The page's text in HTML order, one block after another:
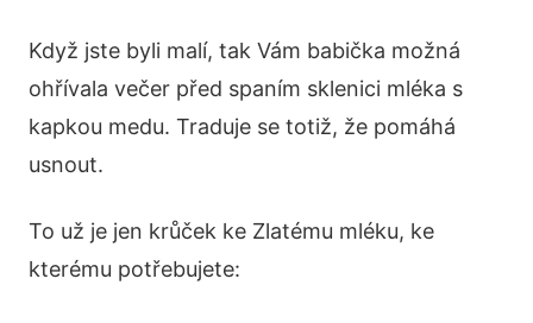
Když jste byli malí, tak Vám babička možná
ohřívala večer před spaním sklenici mléka s
kapkou medu. Traduje se totiž, že pomáhá
usnout.
To už je jen krůček ke Zlatému mléku, ke
kterému potřebujete: